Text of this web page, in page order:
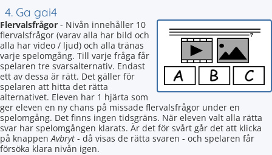
4. Ga gai4
Flervalsfrågor - Nivån innehåller 10
flervalsfrågor (varav alla har bild och
alla har video / ljud) och alla tränas
varje spelomgång. Till varje fråga får
spelaren tre svarsalternativ. Endast
ett av dessa är rätt. Det gäller för
spelaren att hitta det rätta
alternativet. Eleven har 1 hjärta som
ger eleven en ny chans på missade flervalsfrågor under en
spelomgång. Det finns ingen tidsgräns. När eleven valt alla rätta
svar har spelomgången klarats. Är det för svårt går det att klicka
på knappenAvbryt - då visas de rätta svaren - och spelaren får
försöka klara nivån igen.